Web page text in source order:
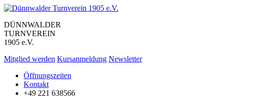
DÜNNWALDER
TURNVEREIN
1905 e.V.
Mitglied werden Kursanmeldung Newsletter
Öffnungszeiten
Kontakt
+49 221 638566